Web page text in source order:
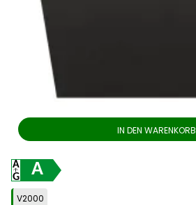
IN DEN WARENKORB
A
V2000